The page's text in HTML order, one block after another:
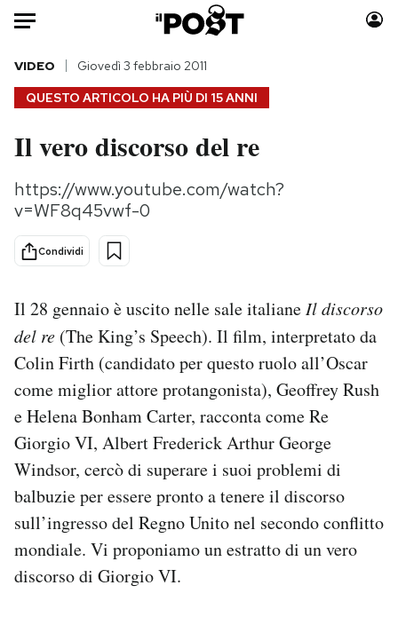
Auto
HOME
Italia
Politica
Tecnologia
Internet
Cultura
Economia
Sport
Moda
Consumismi
Europa
Altrecose
Mondiali calcio 2026
PODCAST
NEWSLETTER
I MIEI PREFERITI
QUESTO ARTICOLO HA PIÙ DI 15 ANNI
VIDEO Giovedì 3 febbraio 2011
Il vero discorso del re
https://www.youtube.com/watch?
v=WF8q45vwf-0
Condividi
Il 28 gennaio è uscito nelle sale italianeIl discorso
del re (The King’s Speech). Il film, interpretato da
Colin Firth (candidato per questo ruolo all’Oscar
come miglior attore protangonista), Geoffrey Rush
e Helena Bonham Carter, racconta come Re
Giorgio VI, Albert Frederick Arthur George
Windsor, cercò di superare i suoi problemi di
balbuzie per essere pronto a tenere il discorso
sull’ingresso del Regno Unito nel secondo conflitto
mondiale. Vi proponiamo un estratto di un vero
discorso di Giorgio VI.